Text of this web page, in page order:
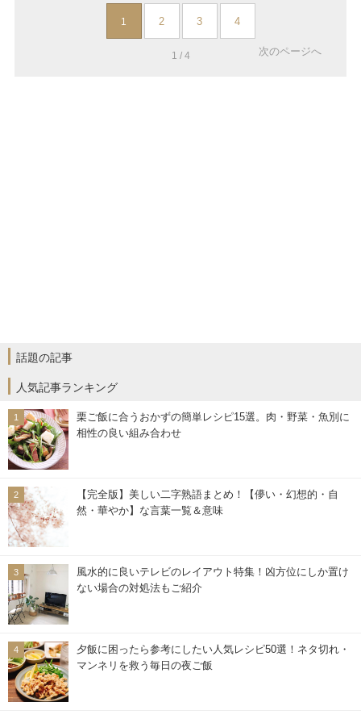
1 2 3 4
1 / 4 次のページへ
話題の記事
人気記事ランキング
栗ご飯に合うおかずの簡単レシピ15選。肉・野菜・魚別に
相性の良い組み合わせ
【完全版】美しい二字熟語まとめ！【儚い・幻想的・自
然・華やか】な言葉一覧＆意味
風水的に良いテレビのレイアウト特集！凶方位にしか置け
ない場合の対処法もご紹介
夕飯に困ったら参考にしたい人気レシピ50選！ネタ切れ・
マンネリを救う毎日の夜ご飯